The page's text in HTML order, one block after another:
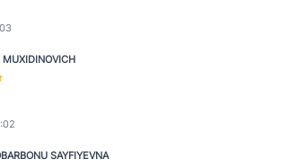
MUXIDINOVICH
SAYFIYEVNA